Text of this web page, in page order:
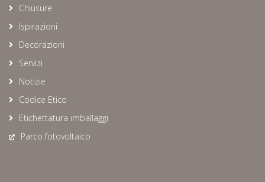
Chiusure
Ispirazioni
Decorazioni
Servizi
Notizie
Codice Etico
Etichettatura imballaggi
Parco fotovoltaico